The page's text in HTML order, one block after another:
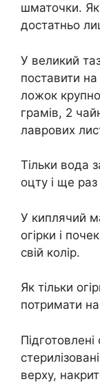
шматочки.
достатньо
У великий
поставити
ложок
грамів, 2
лаврових
Тільки вода
оцту і ще
У киплячий
огірки і
свій колір.
Як тільки
потримати
верху,